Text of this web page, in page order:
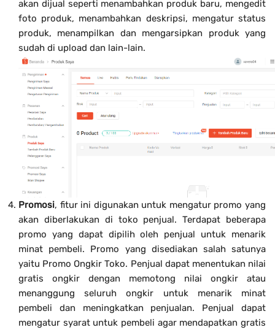
akan dijual seperti menambahkan produk baru, mengedit
foto produk, menambahkan deskripsi, mengatur status
produk, menampilkan dan mengarsipkan produk yang
sudah di upload dan lain-lain.
Promosi, fitur ini digunakan untuk mengatur promo yang
akan diberlakukan di toko penjual. Terdapat beberapa
promo yang dapat dipilih oleh penjual untuk menarik
minat pembeli. Promo yang disediakan salah satunya
yaitu Promo Ongkir Toko. Penjual dapat menentukan nilai
gratis ongkir dengan memotong nilai ongkir atau
menanggung seluruh ongkir untuk menarik minat
pembeli dan meningkatkan penjualan. Penjual dapat
mengatur syarat untuk pembeli agar mendapatkan gratis